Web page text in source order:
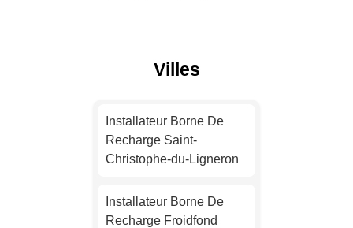
Installateur Borne De
Installateur Borne De
Recharge Lille
Installateur Borne De
Recharge Rennes
Installateur Borne De
Installateur Borne De
Villes
Installateur Borne De
Recharge Saint-
Christophe-du-Ligneron
Installateur Borne De
Recharge Froidfond